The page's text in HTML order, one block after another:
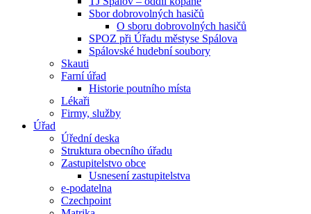
Sbor dobrovolných hasičů
O sboru dobrovolných hasičů
SPOZ při Úřadu městyse Spálova
Spálovské hudební soubory
Skauti
Farní úřad
Historie poutního místa
Lékaři
Firmy, služby
Úřad
Úřední deska
Struktura obecního úřadu
Zastupitelstvo obce
Usnesení zastupitelstva
e-podatelna
Czechpoint